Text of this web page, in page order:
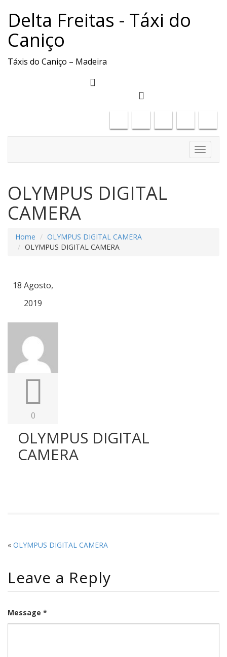
Delta Freitas - Táxi do
Caniço
Táxis do Caniço – Madeira
Toggle
OLYMPUS DIGITAL
CAMERA
Home
OLYMPUS DIGITAL CAMERA
OLYMPUS DIGITAL CAMERA
18 Agosto,
2019
0
OLYMPUS DIGITAL
CAMERA
« OLYMPUS DIGITAL CAMERA
Leave a Reply
Message *